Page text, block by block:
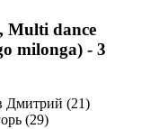
Multi dance
milonga) - 3
Дмитрий (21)
(29)